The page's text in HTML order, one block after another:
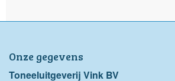
Onze gegevens
Toneeluitgeverij Vink BV